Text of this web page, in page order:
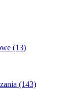
(13)
(143)